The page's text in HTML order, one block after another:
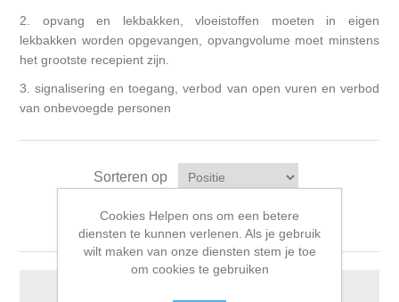
2. opvang en lekbakken, vloeistoffen moeten in eigen
lekbakken worden opgevangen, opvangvolume moet minstens
het grootste recepient zijn.
3. signalisering en toegang, verbod van open vuren en verbod
van onbevoegde personen
Sorteren op
Tonen per pagina
Cookies Helpen ons om een betere
diensten te kunnen verlenen. Als je gebruik
wilt maken van onze diensten stem je toe
om cookies te gebruiken